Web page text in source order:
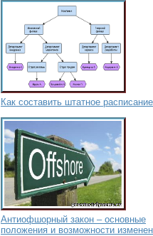
Как составить штатное расписание
Антиофшорный закон – основные
положения и возможности